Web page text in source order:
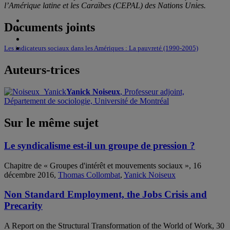
l’Amérique latine et les Caraïbes (CEPAL) des Nations Unies.
Documents joints
Les indicateurs sociaux dans les Amériques : La pauvreté (1990-2005)
Auteurs-trices
Yanick Noiseux, Professeur adjoint,
Département de sociologie, Université de Montréal
Sur le même sujet
Le syndicalisme est-il un groupe de pression ?
Chapitre de « Groupes d'intérêt et mouvements sociaux », 16
décembre 2016, Thomas Collombat, Yanick Noiseux
Non Standard Employment, the Jobs Crisis and
Precarity
A Report on the Structural Transformation of the World of Work, 30